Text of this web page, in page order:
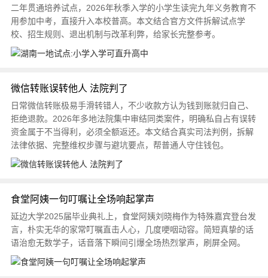
二年贯通培养试点，2026年秋季入学的小学生读完九年义务教育不
用参加中考，直接升入本校普高。本文结合官方文件拆解试点学
校、招生规则、退出机制与改革利弊，给家长完整参考。
微信转账误转他人 法院判了
日常微信转账极易手滑转错人，不少收款方认为钱到账就归自己、
拒绝退款。2026年多地法院集中审结同类案件，明确私自占有误转
资金属于不当得利，必须全额返还。本文结合真实司法判例，拆解
法律依据、完整维权步骤与避坑要点，帮普通人守住钱包。
食堂阿姨一句叮嘱让全场响起掌声
延边大学2025届毕业典礼上，食堂阿姨刘晓梅作为特殊嘉宾登台发
言，朴实无华的家常叮嘱直击人心，几度哽咽动容。简短真挚的话
语治愈无数学子，话音落下瞬间引爆全场热烈掌声，刷屏全网。